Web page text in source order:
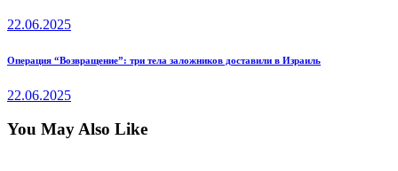
по
22.06.2025
Next
Операция “Возвращение”: три тела заложников доставили в Израиль
22.06.2025
You May Also Like